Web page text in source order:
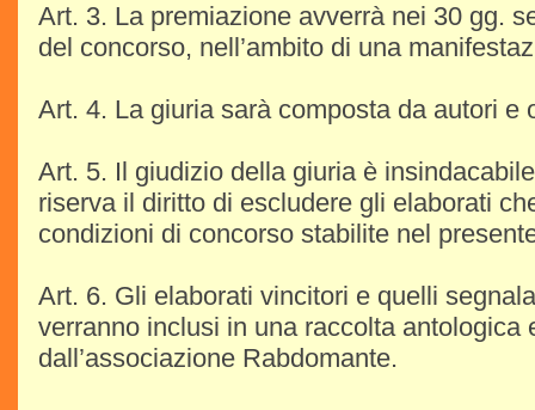
Art. 3. La premiazione avverrà nei 30 gg.
del concorso, nell’ambito di una
Art. 4. La giuria sarà composta da autori e
Art. 5. Il giudizio della giuria è
riserva il diritto di escludere gli elaborati
condizioni di concorso stabilite nel
Art. 6. Gli elaborati vincitori e quelli
verranno inclusi in una raccolta antologica
dall’associazione Rabdomante.